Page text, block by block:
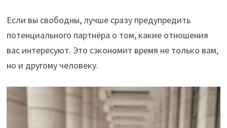
Если вы свободны, лучше сразу предупредить
потенциального партнёра о том, какие отношения
вас интересуют. Это сэкономит время не только вам,
но и другому человеку.